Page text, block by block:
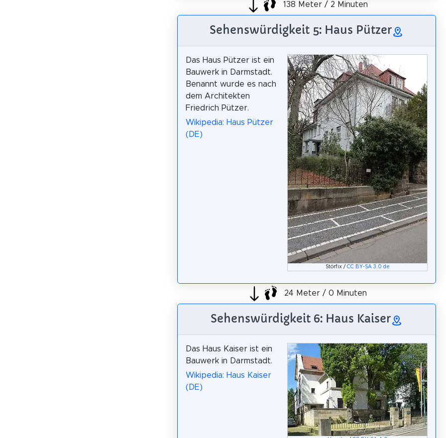
138 Meter / 2 Minuten
Sehenswürdigkeit 5: Haus Pützer
Störfix / CC BY-SA 3.0 de
Das Haus Pützer ist ein
Bauwerk in Darmstadt.
Benannt wurde es nach
dem Architekten
Friedrich Pützer.
Wikipedia: Haus Pützer
(DE)
24 Meter / 0 Minuten
Sehenswürdigkeit 6: Haus Kaiser
Das Haus Kaiser ist ein
Bauwerk in Darmstadt.
Wikipedia: Haus Kaiser
(DE)